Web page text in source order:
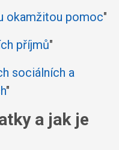
okamžitou pomoc"
příjmů"
sociálních a
"
a jak je